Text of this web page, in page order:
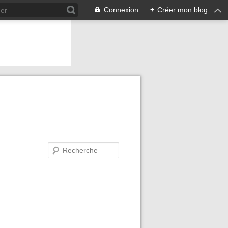
Connexion + Créer mon blog